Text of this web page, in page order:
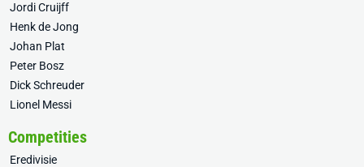
Jordi Cruijff
Henk de Jong
Johan Plat
Peter Bosz
Dick Schreuder
Lionel Messi
Competities
Eredivisie